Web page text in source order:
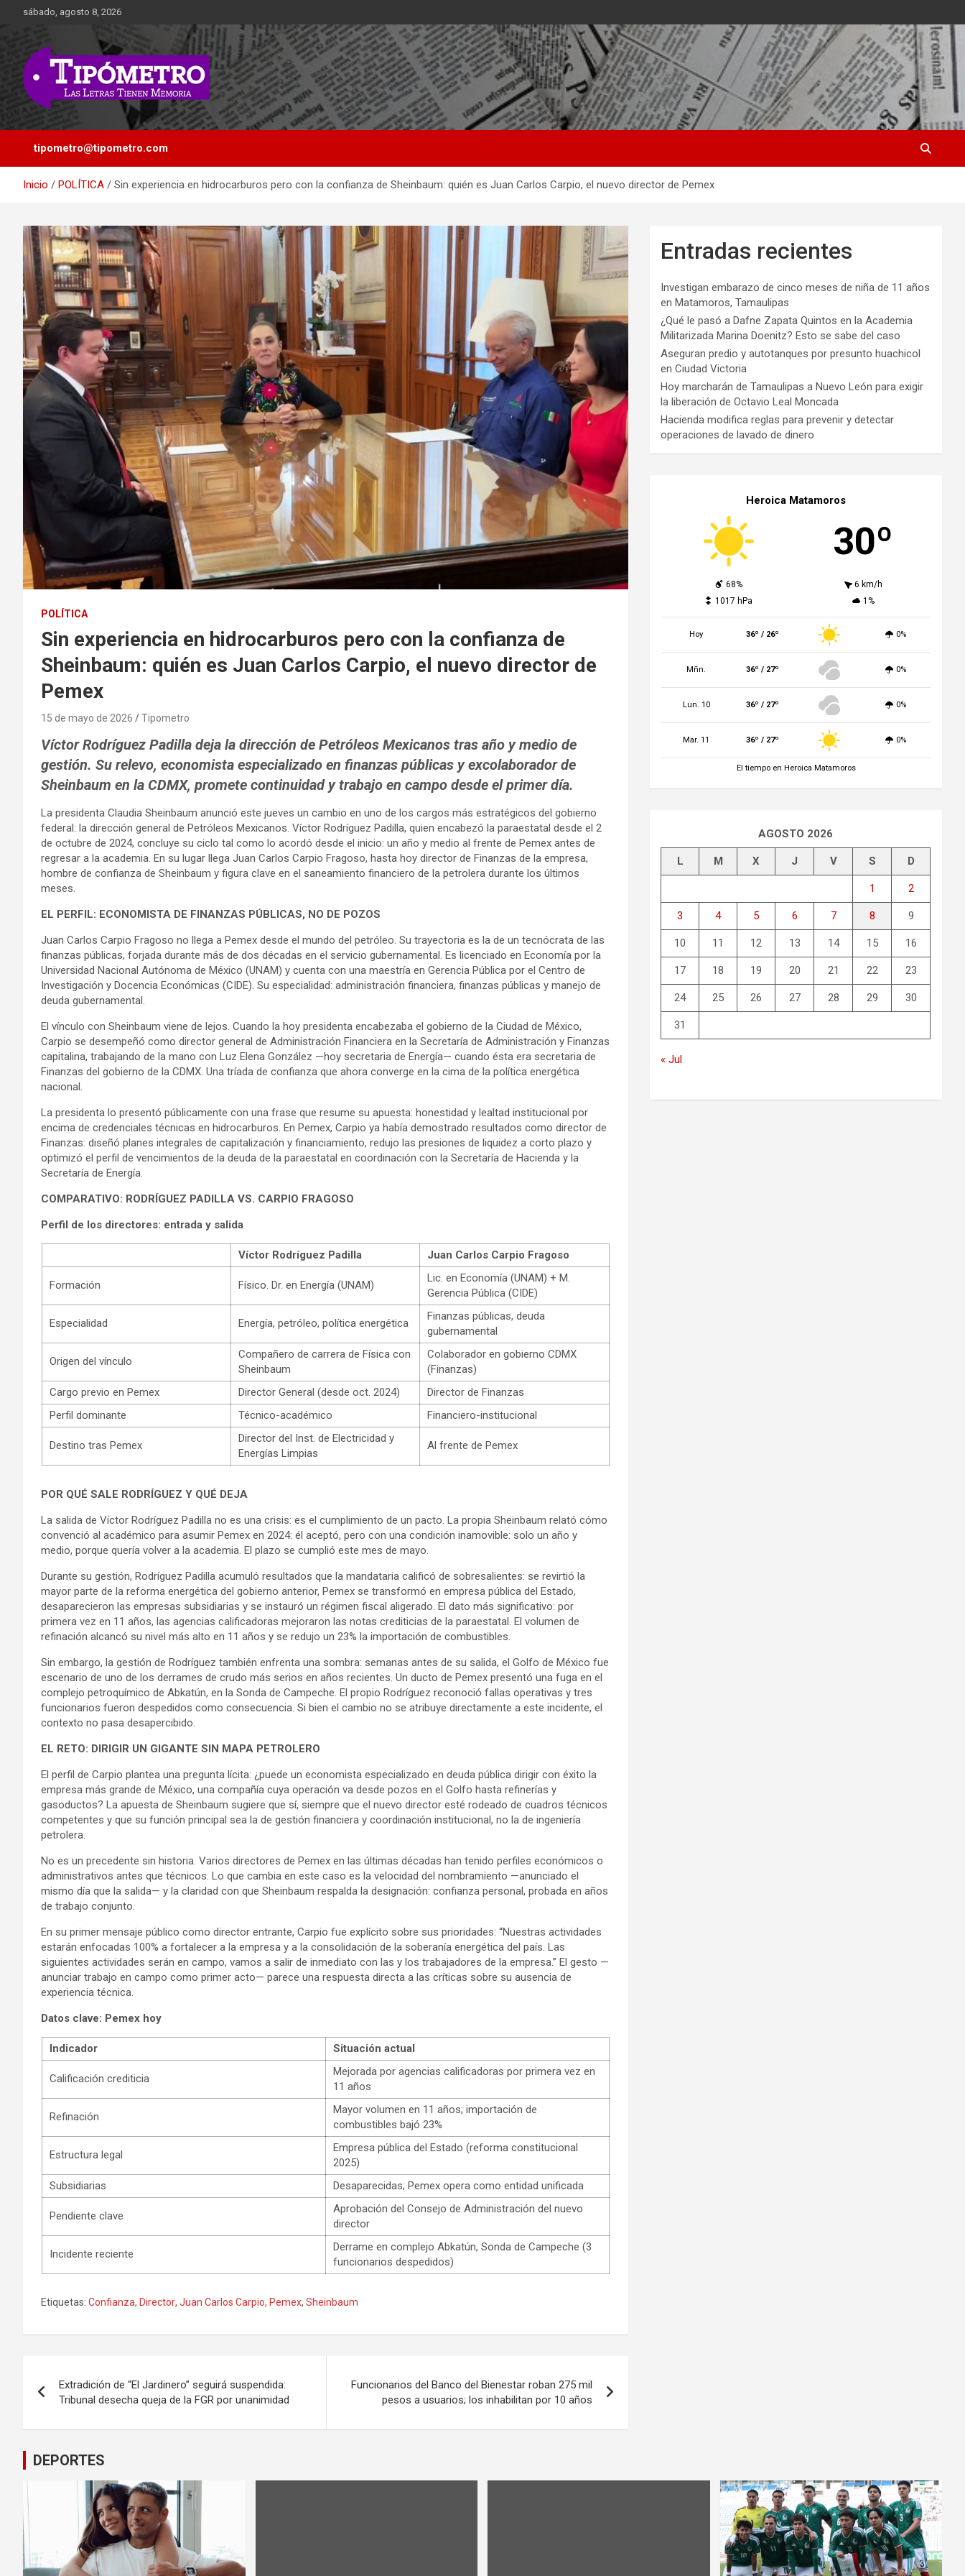
sábado, agosto 8, 2026
Tipometro
Las Letras Tienen Memoria
tipometro@tipometro.com
Inicio POLÍTICA Sin experiencia en hidrocarburos pero con la confianza de Sheinbaum: quién es Juan Carlos Carpio, el nuevo director de Pemex
POLÍTICA
Sin experiencia en hidrocarburos pero con la confianza de
Sheinbaum: quién es Juan Carlos Carpio, el nuevo director de
Pemex
15 de mayo de 2026 Tipometro
Víctor Rodríguez Padilla deja la dirección de Petróleos Mexicanos tras año y medio de
gestión. Su relevo, economista especializado en finanzas públicas y excolaborador de
Sheinbaum en la CDMX, promete continuidad y trabajo en campo desde el primer día.
La presidenta Claudia Sheinbaum anunció este jueves un cambio en uno de los cargos más estratégicos del gobierno
federal: la dirección general de Petróleos Mexicanos. Víctor Rodríguez Padilla, quien encabezó la paraestatal desde el 2
de octubre de 2024, concluye su ciclo tal como lo acordó desde el inicio: un año y medio al frente de Pemex antes de
regresar a la academia. En su lugar llega Juan Carlos Carpio Fragoso, hasta hoy director de Finanzas de la empresa,
hombre de confianza de Sheinbaum y figura clave en el saneamiento financiero de la petrolera durante los últimos
meses.
EL PERFIL: ECONOMISTA DE FINANZAS PÚBLICAS, NO DE POZOS
Juan Carlos Carpio Fragoso no llega a Pemex desde el mundo del petróleo. Su trayectoria es la de un tecnócrata de las
finanzas públicas, forjada durante más de dos décadas en el servicio gubernamental. Es licenciado en Economía por la
Universidad Nacional Autónoma de México (UNAM) y cuenta con una maestría en Gerencia Pública por el Centro de
Investigación y Docencia Económicas (CIDE). Su especialidad: administración financiera, finanzas públicas y manejo de
deuda gubernamental.
El vínculo con Sheinbaum viene de lejos. Cuando la hoy presidenta encabezaba el gobierno de la Ciudad de México,
Carpio se desempeñó como director general de Administración Financiera en la Secretaría de Administración y Finanzas
capitalina, trabajando de la mano con Luz Elena González —hoy secretaria de Energía— cuando ésta era secretaria de
Finanzas del gobierno de la CDMX. Una tríada de confianza que ahora converge en la cima de la política energética
nacional.
La presidenta lo presentó públicamente con una frase que resume su apuesta: honestidad y lealtad institucional por
encima de credenciales técnicas en hidrocarburos. En Pemex, Carpio ya había demostrado resultados como director de
Finanzas: diseñó planes integrales de capitalización y financiamiento, redujo las presiones de liquidez a corto plazo y
optimizó el perfil de vencimientos de la deuda de la paraestatal en coordinación con la Secretaría de Hacienda y la
Secretaría de Energía.
COMPARATIVO: RODRÍGUEZ PADILLA VS. CARPIO FRAGOSO
Perfil de los directores: entrada y salida
Víctor Rodríguez Padilla Juan Carlos Carpio Fragoso
Formación Físico. Dr. en Energía (UNAM)
Lic. en Economía (UNAM) + M.
Gerencia Pública (CIDE)
Especialidad Energía, petróleo, política energética
Finanzas públicas, deuda
gubernamental
Origen del vínculo
Compañero de carrera de Física con
Sheinbaum
Colaborador en gobierno CDMX
(Finanzas)
Cargo previo en Pemex
Director General (desde oct. 2024)
Director de Finanzas
Perfil dominante
Técnico-académico Financiero-institucional
Destino tras Pemex
Director del Inst. de Electricidad y
Energías Limpias
Al frente de Pemex
POR QUÉ SALE RODRÍGUEZ Y QUÉ DEJA
La salida de Víctor Rodríguez Padilla no es una crisis: es el cumplimiento de un pacto. La propia Sheinbaum relató cómo
convenció al académico para asumir Pemex en 2024: él aceptó, pero con una condición inamovible: solo un año y
medio, porque quería volver a la academia. El plazo se cumplió este mes de mayo.
Durante su gestión, Rodríguez Padilla acumuló resultados que la mandataria calificó de sobresalientes: se revirtió la
mayor parte de la reforma energética del gobierno anterior, Pemex se transformó en empresa pública del Estado,
desaparecieron las empresas subsidiarias y se instauró un régimen fiscal aligerado. El dato más significativo: por
primera vez en 11 años, las agencias calificadoras mejoraron las notas crediticias de la paraestatal. El volumen de
refinación alcancó su nivel más alto en 11 años y se redujo un 23% la importación de combustibles.
Sin embargo, la gestión de Rodríguez también enfrenta una sombra: semanas antes de su salida, el Golfo de México fue
escenario de uno de los derrames de crudo más serios en años recientes. Un ducto de Pemex presentó una fuga en el
complejo petroquímico de Abkatún, en la Sonda de Campeche. El propio Rodríguez reconoció fallas operativas y tres
funcionarios fueron despedidos como consecuencia. Si bien el cambio no se atribuye directamente a este incidente, el
contexto no pasa desapercibido.
EL RETO: DIRIGIR UN GIGANTE SIN MAPA PETROLERO
El perfil de Carpio plantea una pregunta lícita: ¿puede un economista especializado en deuda pública dirigir con éxito la
empresa más grande de México, una compañía cuya operación va desde pozos en el Golfo hasta refinerías y
gasoductos? La apuesta de Sheinbaum sugiere que sí, siempre que el nuevo director esté rodeado de cuadros técnicos
competentes y que su función principal sea la de gestión financiera y coordinación institucional, no la de ingeniería
petrolera.
No es un precedente sin historia. Varios directores de Pemex en las últimas décadas han tenido perfiles económicos o
administrativos antes que técnicos. Lo que cambia en este caso es la velocidad del nombramiento —anunciado el
mismo día que la salida— y la claridad con que Sheinbaum respalda la designación: confianza personal, probada en años
de trabajo conjunto.
En su primer mensaje público como director entrante, Carpio fue explícito sobre sus prioridades: “Nuestras actividades
estarán enfocadas 100% a fortalecer a la empresa y a la consolidación de la soberanía energética del país. Las
siguientes actividades serán en campo, vamos a salir de inmediato con las y los trabajadores de la empresa.” El gesto —
anunciar trabajo en campo como primer acto— parece una respuesta directa a las críticas sobre su ausencia de
experiencia técnica.
Datos clave: Pemex hoy
Indicador Situación actual
Calificación crediticia
Mejorada por agencias calificadoras por primera vez en
11 años
Refinación
Mayor volumen en 11 años; importación de
combustibles bajó 23%
Estructura legal
Empresa pública del Estado (reforma constitucional
2025)
Subsidiarias
Desaparecidas; Pemex opera como entidad unificada
Pendiente clave
Aprobación del Consejo de Administración del nuevo
director
Incidente reciente
Derrame en complejo Abkatún, Sonda de Campeche (3
funcionarios despedidos)
Etiquetas: Confianza, Director, Juan Carlos Carpio, Pemex, Sheinbaum
de
entradas
Extradición de “El Jardinero” seguirá suspendida:
Tribunal desecha queja de la FGR por unanimidad
Funcionarios del Banco del Bienestar roban 275 mil
pesos a usuarios; los inhabilitan por 10 años
Entradas recientes
Investigan embarazo de cinco meses de niña de 11 años
en Matamoros, Tamaulipas
¿Qué le pasó a Dafne Zapata Quintos en la Academia
Militarizada Marina Doenitz? Esto se sabe del caso
Aseguran predio y autotanques por presunto huachicol
en Ciudad Victoria
Hoy marcharán de Tamaulipas a Nuevo León para exigir
la liberación de Octavio Leal Moncada
Hacienda modifica reglas para prevenir y detectar
operaciones de lavado de dinero
Heroica Matamoros
30º
68%
6 km/h
1017 hPa
1%
Hoy 36º / 26º 0%
Mñn. 36º / 27º 0%
Lun. 10 36º / 27º 0%
Mar. 11 36º / 27º 0%
El tiempo en Heroica Matamoros
AGOSTO 2026
L M X J V S D
1 2
3 4 5 6 7 8 9
10 11 12 13 14 15 16
17 18 19 20 21 22 23
24 25 26 27 28 29 30
31
« Jul
DEPORTES